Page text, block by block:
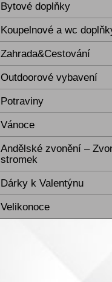
Bytové doplňky
Koupelnové a wc
Zahrada&Cestování
Outdoorové vybavení
Potraviny
Vánoce
Andělské zvonění –
stromek
Dárky k Valentýnu
Velikonoce